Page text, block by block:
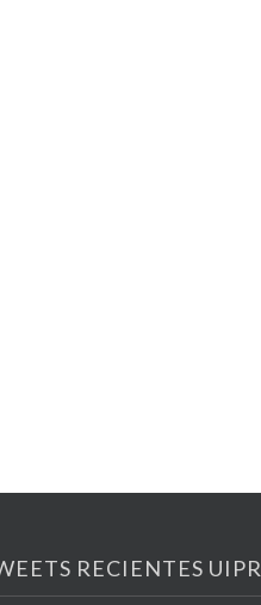
RECIENTES UIPR